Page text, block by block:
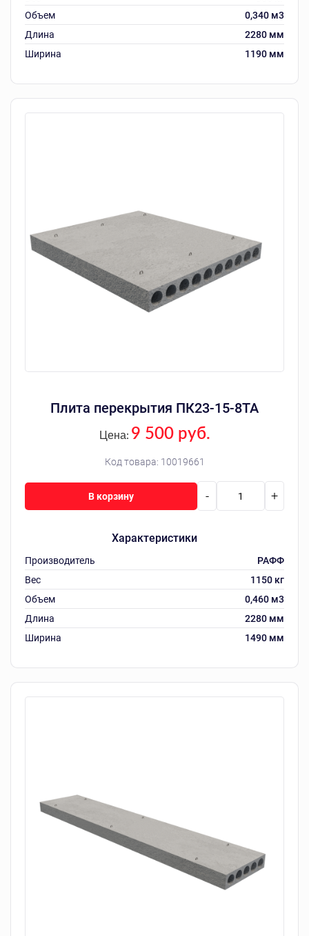
Объем
0,340 м3
Длина
2280 мм
Ширина
1190 мм
Плита перекрытия ПК23-15-8ТА
Код товара: 10019661
Цена: 9 500 руб.
Характеристики
Производитель
РАФФ
Вес
1150 кг
Объем
0,460 м3
Длина
2280 мм
Ширина
1490 мм
- +
В корзину